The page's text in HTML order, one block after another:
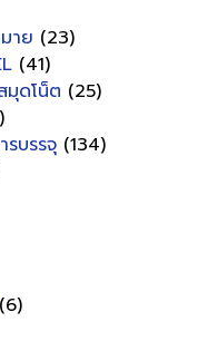
าย (23)
(41)
ดโน็ต (25)
บรรจุ (134)
(6)